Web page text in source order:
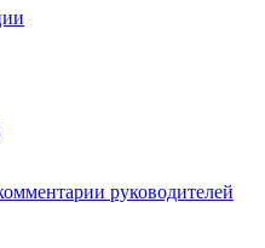
руководителей